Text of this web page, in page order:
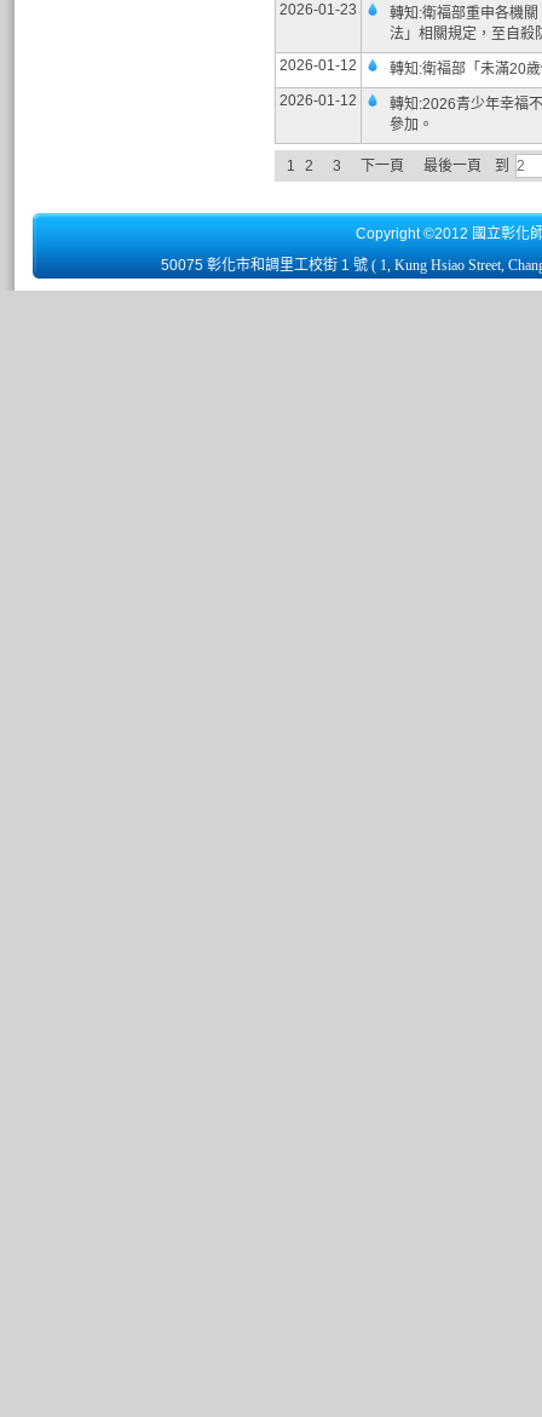
2026-01-23
轉知:衛福部重申各機
法」相關規定，至自殺
2026-01-12
轉知:衛福部「未滿20
2026-01-12
轉知:2026青少年幸福
參加。
1 2 3 下一頁 最後一頁 到
Copyright ©2012 國立彰化
50075 彰化市和調里工校街 1 號 ( 1, Kung Hsiao Street,